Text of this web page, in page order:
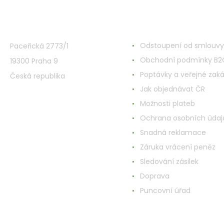
Paceřická 2773/1
19300 Praha 9
Česká republika
Odstoupení od smlouvy
Obchodní podmínky
Poptávky a veřejné
Jak objednávat ČR
Možnosti plateb
Ochrana osobních
Snadná reklamace
Záruka vrácení peněz
Sledování zásilek
Doprava
Puncovní úřad